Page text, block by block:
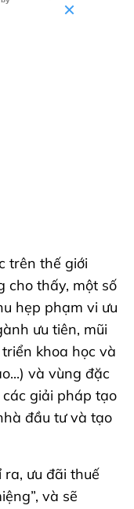
trên thế giới
cho thấy, một số
hẹp phạm vi ưu
ưu tiên, mũi
khoa học và
và vùng đặc
giải pháp tạo
đầu tư và tạo
ra, ưu đãi thuế
và sẽ